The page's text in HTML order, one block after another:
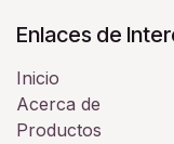
Enlaces de
Inicio
Acerca de
Productos